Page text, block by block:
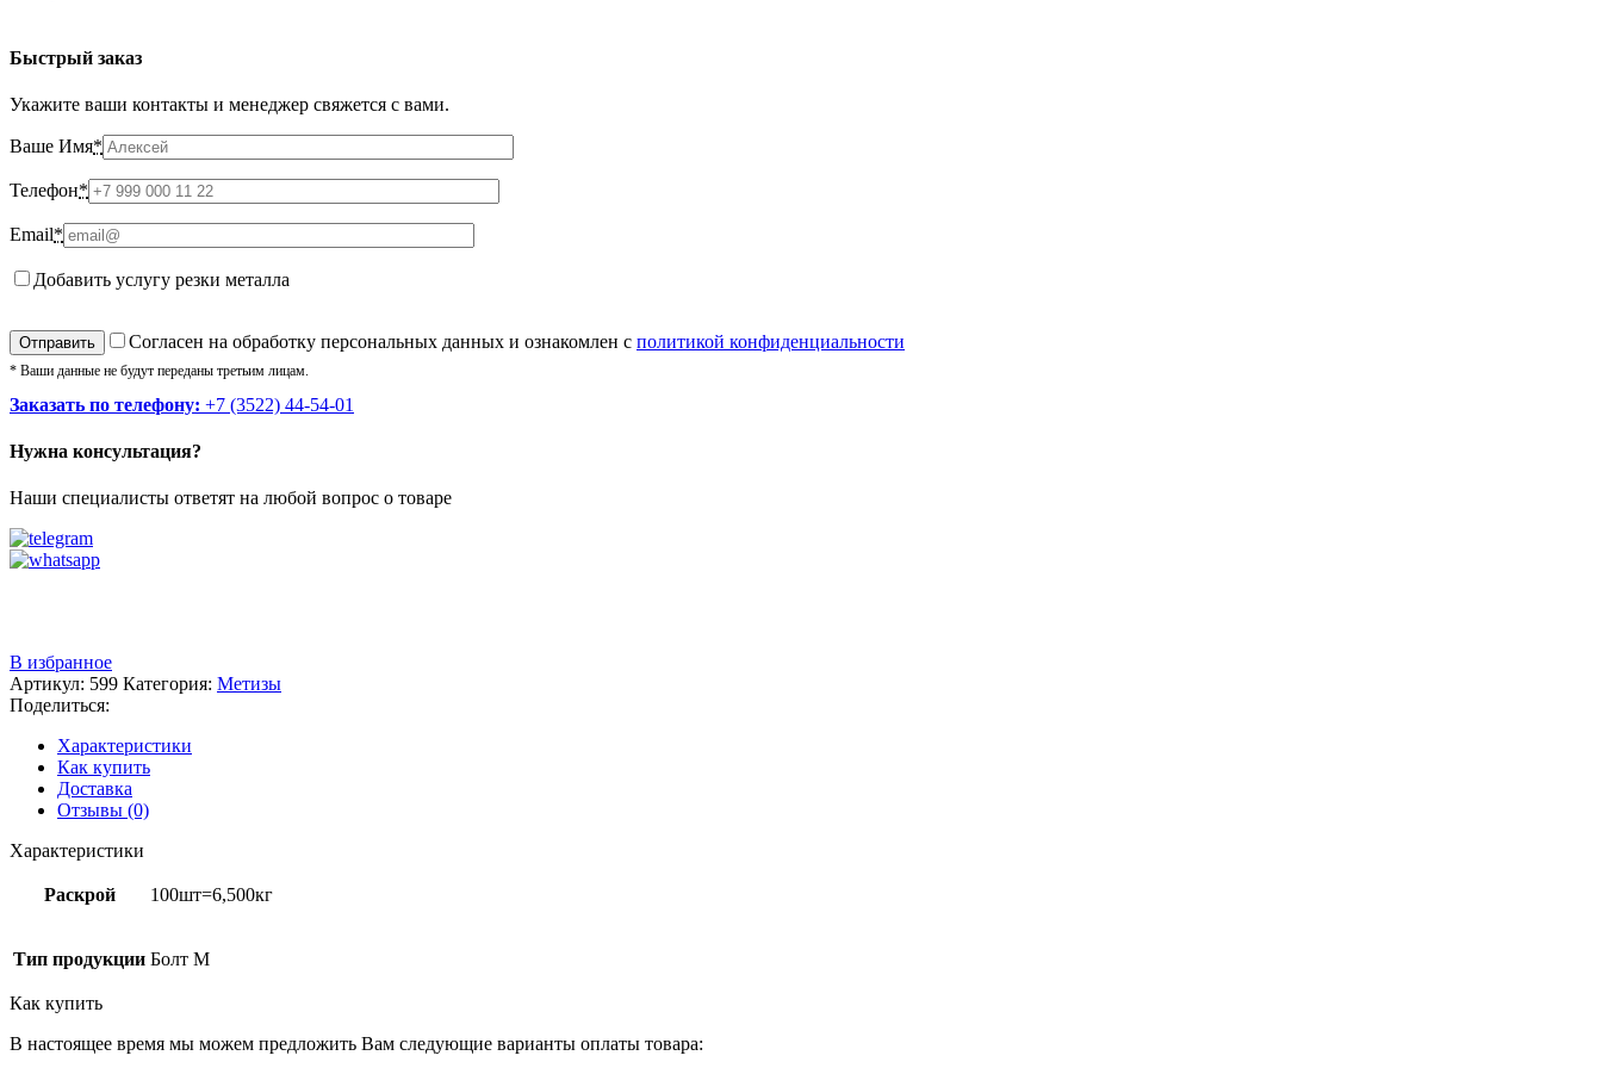
Быстрый заказ
Укажите ваши контакты и менеджер свяжется с вами.
Ваше Имя*
Телефон*
Email*
Добавить услугу резки металла
Cогласен на обработку персональных данных и ознакомлен с политикой конфиденциальности
* Ваши данные не будут переданы третьим лицам.
Заказать по телефону: +7 (3522) 44-54-01
Нужна консультация?
Наши специалисты ответят на любой вопрос о товаре
В избранное
Артикул: 599 Категория: Метизы
Поделиться:
Характеристики
Как купить
Доставка
Отзывы (0)
Характеристики
Раскрой 100шт=6,500кг
Тип продукции Болт М
Как купить
В настоящее время мы можем предложить Вам следующие варианты оплаты товара: